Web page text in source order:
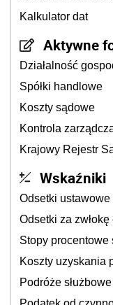
Kalkulator dat
Aktywne
Działalność
Spółki handlowe
Koszty sądowe
Kontrola
Krajowy Rejestr
Wskaźniki
Odsetki
Odsetki za
Stopy procentowe
Koszty uzyskania
Podróże